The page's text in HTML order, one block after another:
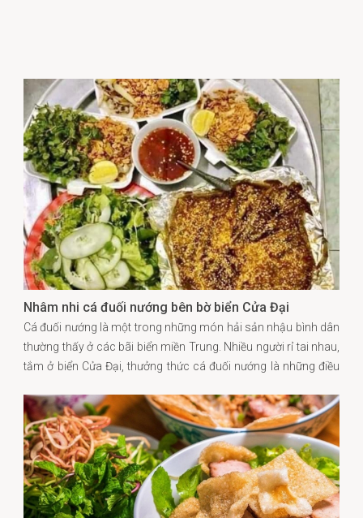
Nhâm nhi cá đuối nướng bên bờ biển Cửa Đại
Cá đuối nướng là một trong những món hải sản nhậu bình dân
thường thấy ở các bãi biển miền Trung. Nhiều người rỉ tai nhau,
tắm ở biển Cửa Đại, thưởng thức cá đuối nướng là những điều